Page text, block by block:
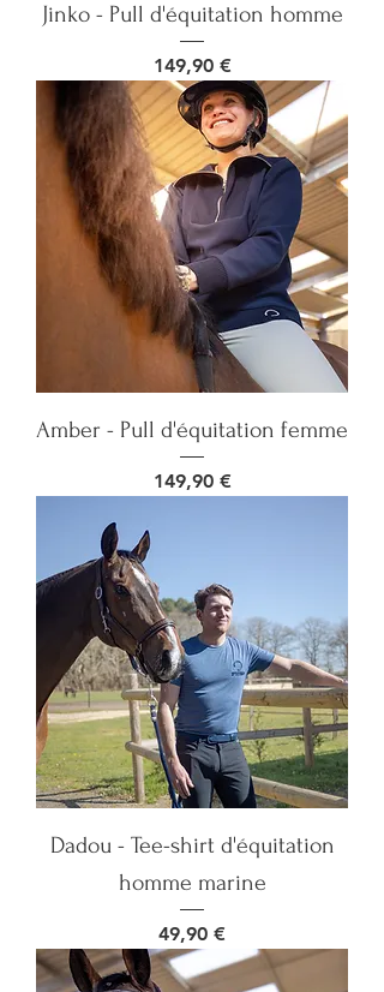
Jinko - Pull d'équitation homme
Prix
149,90 €
Amber - Pull d'équitation femme
Prix
149,90 €
Dadou - Tee-shirt d'équitation
homme marine
Prix
49,90 €